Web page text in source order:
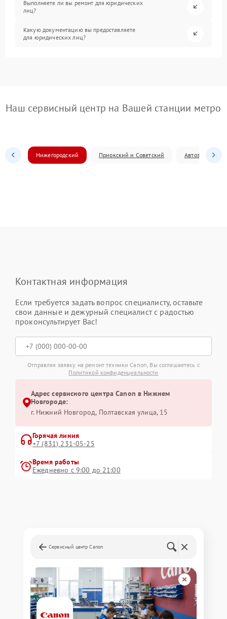
Выполняете ли вы ремонт для юридических
лиц?
Какую документацию вы предоставляете
для юридических лиц?
Наш сервисный центр на Вашей станции метро
Нижегородский Приокский и Советский Автозаводский
Контактная информация
Если требуется задать вопрос специалисту, оставьте
свои данные и дежурный специалист с радостью
проконсультирует Вас!
Отправляя заявку на ремонт техники Canon, Вы соглашаетесь с
Политикой конфиденциальности
Адрес сервисного центра Canon в Нижнем
Новгороде:
г. Нижний Новгород, Полтавская улица, 15
Горячая линия
+7 (831) 231-05-25
Время работы
Ежедневно с 9:00 до 21:00
Сервисный центр Canon